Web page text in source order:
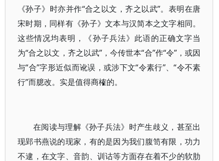
《孙子》时亦并作“合之以文，齐之以武”。表明在唐
宋时期，同样有《孙子》文本与汉简本之文字相同。
这些情况均表明，《孙子兵法》此语的正确文字当
为“合之以文，齐之以武”，今传世本“合”作“令”，或因
与“合”字形近似而讹误，或涉下文“令素行”、“令不素
行”而臆改。实是值得商榷的。
在阅读与理解《孙子兵法》时产生歧义，甚至出
现郢书燕说的现家，有的是因为我们腹笥有限，功力
不逮，在文字、音韵、训诂等方面存在着不少的软肋